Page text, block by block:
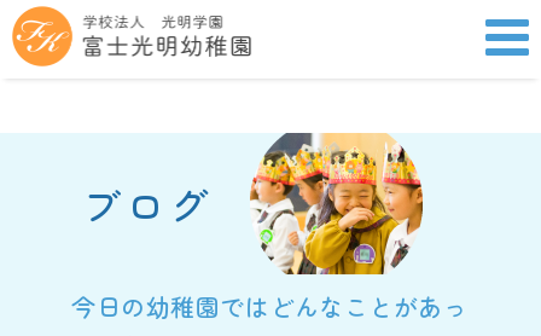
ブログ
今日の幼稚園ではどんなことがあっ